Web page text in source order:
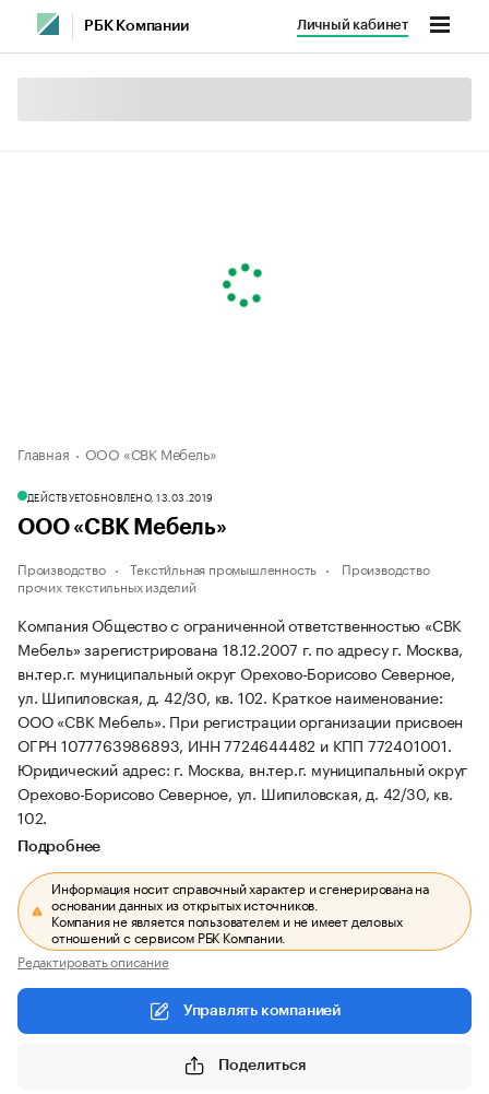
РБК Компании Личный кабинет
Главная ООО «СВК Мебель»
ДЕЙСТВУЕТОБНОВЛЕНО, 13.03.2019
ООО «СВК Мебель»
Производство Тексти́льная промышленность
Производство
прочих текстильных изделий
Компания Общество с ограниченной ответственностью «СВК
Мебель» зарегистрирована 18.12.2007 г. по адресу г. Москва,
вн.тер.г. муниципальный округ Орехово-Борисово Северное,
ул. Шипиловская, д. 42/30, кв. 102. Краткое наименование:
ООО «СВК Мебель». При регистрации организации присвоен
ОГРН 1077763986893, ИНН 7724644482 и КПП 772401001.
Юридический адрес: г. Москва, вн.тер.г. муниципальный округ
Орехово-Борисово Северное, ул. Шипиловская, д. 42/30, кв.
102.
Подробнее
Информация носит справочный характер и сгенерирована на
основании данных из открытых источников.
Компания не является пользователем и не имеет деловых
отношений с сервисом РБК Компании.
Редактировать описание
Управлять компанией
Поделиться